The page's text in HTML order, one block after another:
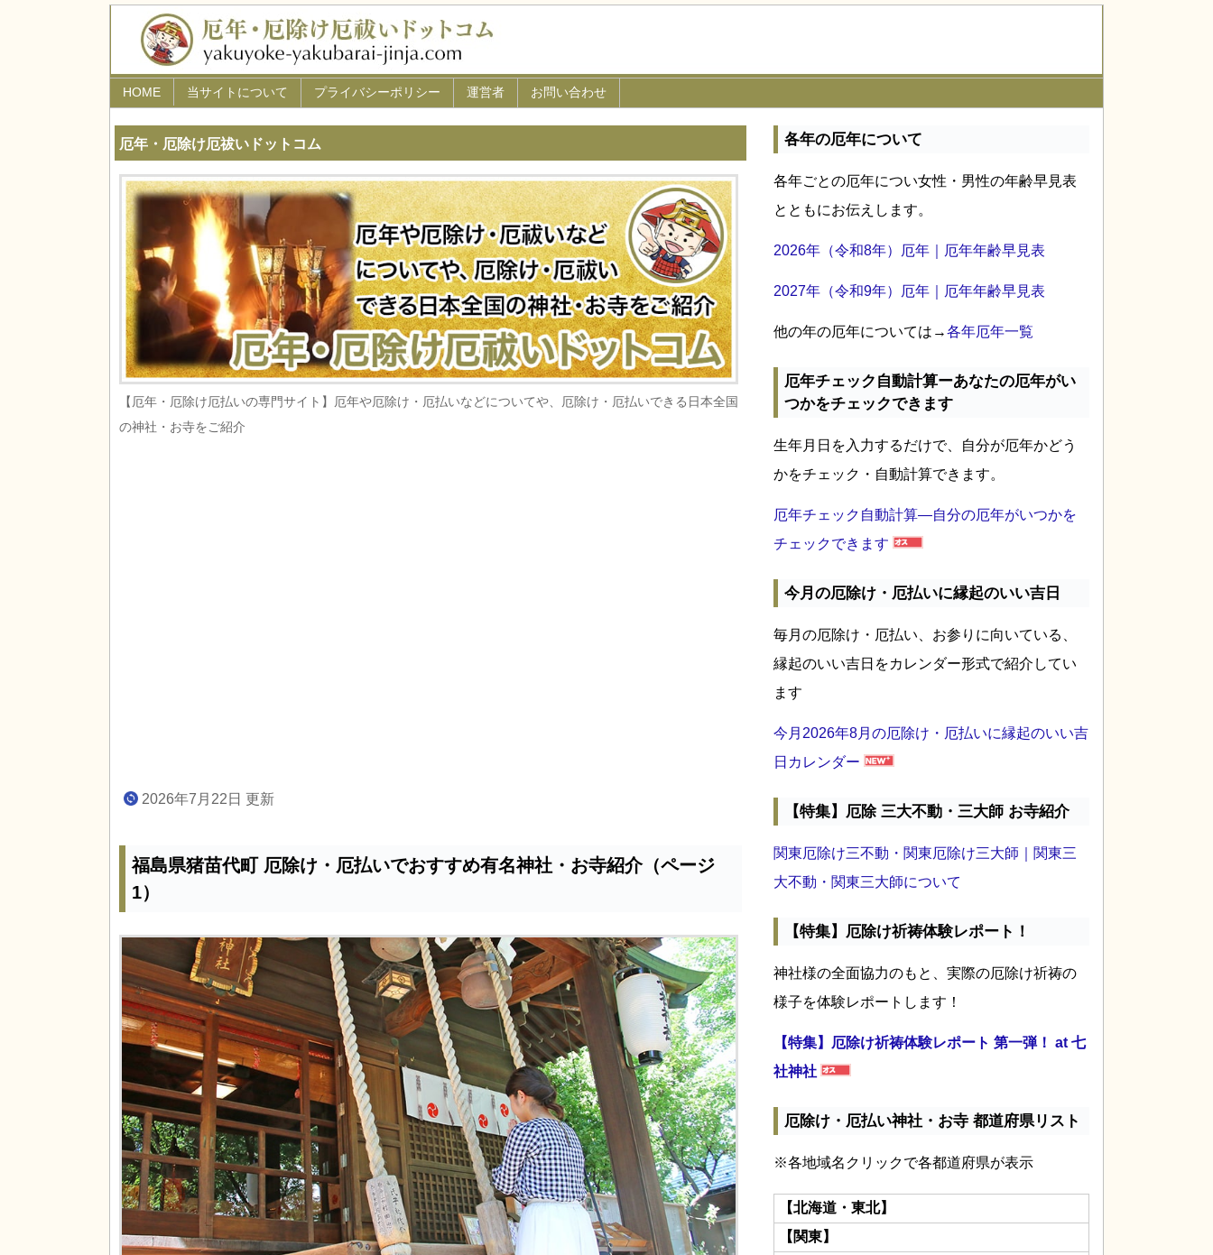
厄年・厄除け厄祓いドットコム
【厄年・厄除け厄払いの専門サイト】厄年や厄除け・厄払いなどについてや、厄除け・厄払いできる日本全国
の神社・お寺をご紹介
2026年7月22日 更新
福島県猪苗代町 厄除け・厄払いでおすすめ有名神社・お寺紹介（ページ
1）
各年の厄年について
各年ごとの厄年につい女性・男性の年齢早見表
とともにお伝えします。
2026年（令和8年）厄年｜厄年年齢早見表
2027年（令和9年）厄年｜厄年年齢早見表
他の年の厄年については→各年厄年一覧
厄年チェック自動計算ーあなたの厄年がい
つかをチェックできます
生年月日を入力するだけで、自分が厄年かどう
かをチェック・自動計算できます。
厄年チェック自動計算―自分の厄年がいつかを
チェックできます
今月の厄除け・厄払いに縁起のいい吉日
毎月の厄除け・厄払い、お参りに向いている、
縁起のいい吉日をカレンダー形式で紹介してい
ます
今月2026年8月の厄除け・厄払いに縁起のいい吉
日カレンダー
【特集】厄除 三大不動・三大師 お寺紹介
関東厄除け三不動・関東厄除け三大師｜関東三
大不動・関東三大師について
【特集】厄除け祈祷体験レポート！
神社様の全面協力のもと、実際の厄除け祈祷の
様子を体験レポートします！
【特集】厄除け祈祷体験レポート 第一弾！ at 七
社神社
厄除け・厄払い神社・お寺 都道府県リスト
※各地域名クリックで各都道府県が表示
【北海道・東北】
【関東】
HOME 当サイトについて プライバシーポリシー 運営者 お問い合わせ